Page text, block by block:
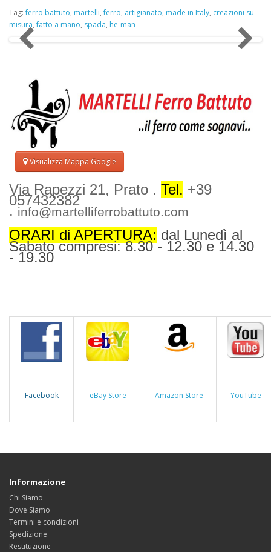
Tag:ferro battuto, martelli,ferro, artigianato, made in Italy, creazioni su
misura,fatto a mano, spada, he-man
Visualizza Mappa Google
Via Rapezzi 21, Prato . Tel. +39
057432382
. info@martelliferrobattuto.com
ORARI di APERTURA: dal Lunedì al
Sabato compresi: 8.30 - 12.30 e 14.30
- 19.30
Facebook eBay Store Amazon Store YouTube
Informazione
Chi Siamo
Dove Siamo
Termini e condizioni
Spedizione
Restituzione